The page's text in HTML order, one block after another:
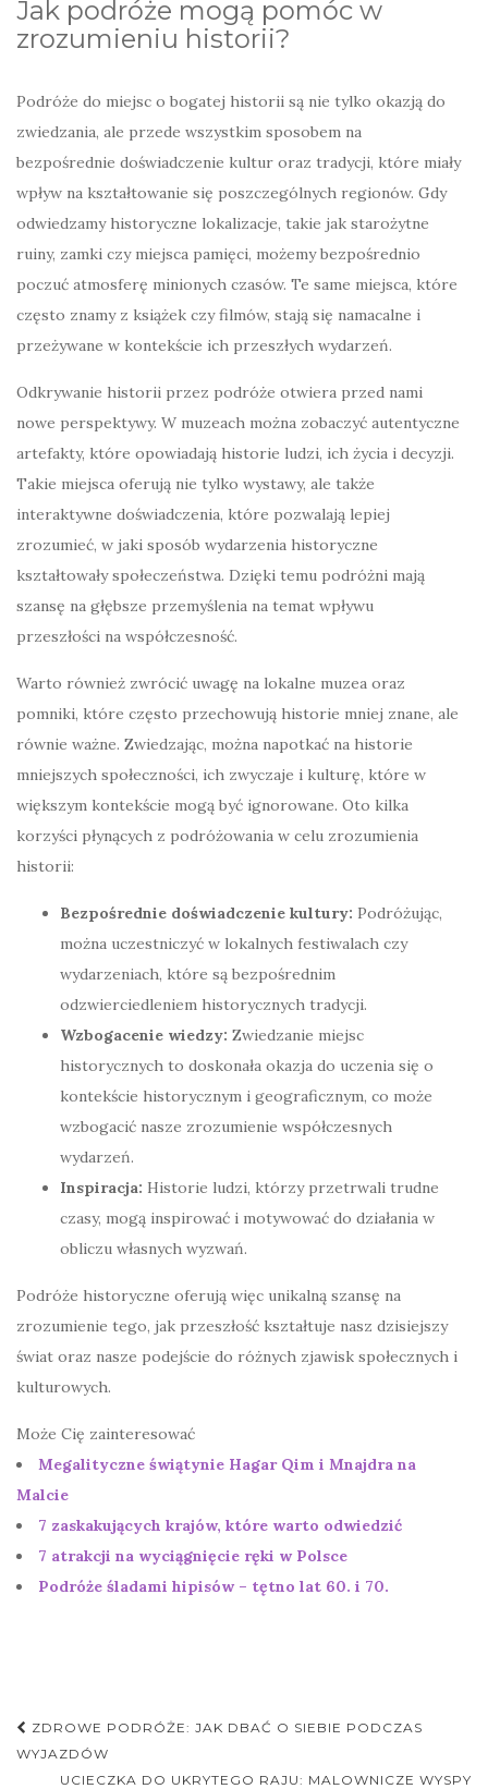
Jak podróże mogą pomóc w
zrozumieniu historii?
Podróże do miejsc o bogatej historii są nie tylko okazją do
zwiedzania, ale przede wszystkim sposobem na
bezpośrednie doświadczenie kultur oraz tradycji, które miały
wpływ na kształtowanie się poszczególnych regionów. Gdy
odwiedzamy historyczne lokalizacje, takie jak starożytne
ruiny, zamki czy miejsca pamięci, możemy bezpośrednio
poczuć atmosferę minionych czasów. Te same miejsca, które
często znamy z książek czy filmów, stają się namacalne i
przeżywane w kontekście ich przeszłych wydarzeń.
Odkrywanie historii przez podróże otwiera przed nami
nowe perspektywy. W muzeach można zobaczyć autentyczne
artefakty, które opowiadają historie ludzi, ich życia i decyzji.
Takie miejsca oferują nie tylko wystawy, ale także
interaktywne doświadczenia, które pozwalają lepiej
zrozumieć, w jaki sposób wydarzenia historyczne
kształtowały społeczeństwa. Dzięki temu podróżni mają
szansę na głębsze przemyślenia na temat wpływu
przeszłości na współczesność.
Warto również zwrócić uwagę na lokalne muzea oraz
pomniki, które często przechowują historie mniej znane, ale
równie ważne. Zwiedzając, można napotkać na historie
mniejszych społeczności, ich zwyczaje i kulturę, które w
większym kontekście mogą być ignorowane. Oto kilka
korzyści płynących z podróżowania w celu zrozumienia
historii:
Bezpośrednie doświadczenie kultury: Podróżując,
można uczestniczyć w lokalnych festiwalach czy
wydarzeniach, które są bezpośrednim
odzwierciedleniem historycznych tradycji.
Wzbogacenie wiedzy: Zwiedzanie miejsc
historycznych to doskonała okazja do uczenia się o
kontekście historycznym i geograficznym, co może
wzbogacić nasze zrozumienie współczesnych
wydarzeń.
Inspiracja: Historie ludzi, którzy przetrwali trudne
czasy, mogą inspirować i motywować do działania w
obliczu własnych wyzwań.
Podróże historyczne oferują więc unikalną szansę na
zrozumienie tego, jak przeszłość kształtuje nasz dzisiejszy
świat oraz nasze podejście do różnych zjawisk społecznych i
kulturowych.
Może Cię zainteresować
Megalityczne świątynie Hagar Qim i Mnajdra na
Malcie
7 zaskakujących krajów, które warto odwiedzić
7 atrakcji na wyciągnięcie ręki w Polsce
Podróże śladami hipisów – tętno lat 60. i 70.
Nawigacja
postu
ZDROWE PODRÓŻE: JAK DBAĆ O SIEBIE PODCZAS
WYJAZDÓW
UCIECZKA DO UKRYTEGO RAJU: MALOWNICZE WYSPY